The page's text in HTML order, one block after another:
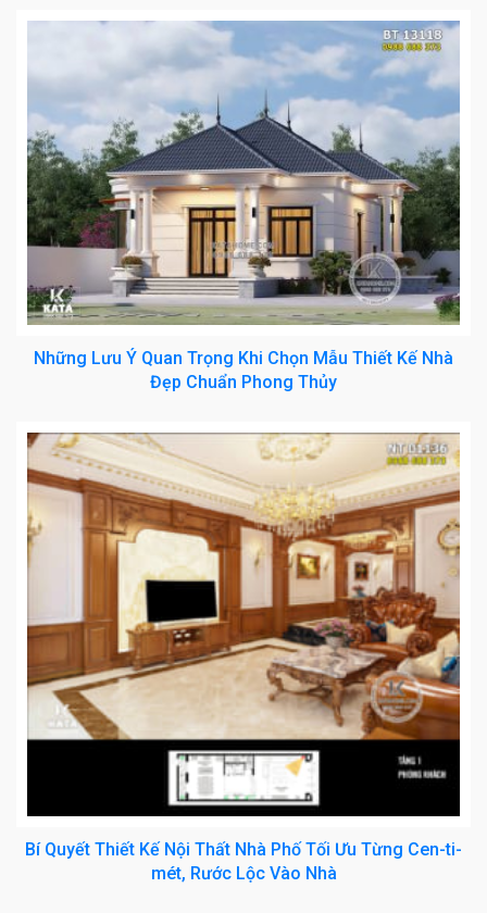
Những Lưu Ý Quan Trọng Khi Chọn Mẫu Thiết Kế Nhà
Đẹp Chuẩn Phong Thủy
Bí Quyết Thiết Kế Nội Thất Nhà Phố Tối Ưu Từng Cen-ti-
mét, Rước Lộc Vào Nhà